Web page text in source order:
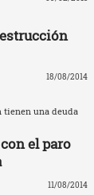
18/08/2014
tienen una deuda
el paro
11/08/2014